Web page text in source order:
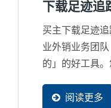
下载足迹
买主下载足迹
业外销业务团
的」的好工具
了解到买主感
阅读更多